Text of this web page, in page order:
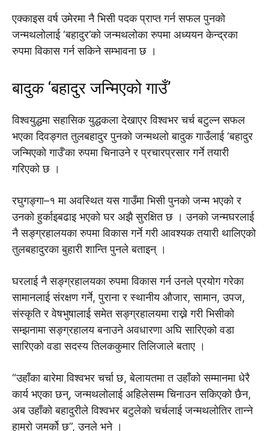
एक्काइस वर्ष उमेरमा नै भिसी पदक प्राप्त गर्न सफल पुनको
जन्मथलोलाई ‘बहादुर’को जन्मथलोका रुपमा अध्ययन केन्द्रका
रुपमा विकास गर्न सकिने सम्भावना छ ।
बादुक ‘बहादुर जन्मिएको गाउँ’
विश्वयुद्धमा सहासिक युद्धकला देखाएर विश्वभर चर्च बटुल्न सफल
भएका दिवङ्गत तुलबहादुर पुनको जन्मथलो बादुक गाउँलाई ‘बहादुर
जन्मिएको गाउँ’का रुपमा चिनाउने र प्रचारप्रसार गर्ने तयारी
गरिएको छ ।
रघुगङ्गा–१ मा अवस्थित यस गाउँमा भिसी पुनको जन्म भएको र
उनको हुर्काइबढाइ भएको घर अझै सुरक्षित छ । उनको जन्मघरलाई
नै सङ्ग्रहालयका रुपमा विकास गर्ने गरी आवश्यक तयारी थालिएको
तुलबहादुरका बुहारी शान्ति पुनले बताइन् ।
घरलाई नै सङ्ग्रहालयका रुपमा विकास गर्न उनले प्रयोग गरेका
सामानलाई संरक्षण गर्ने, पुराना र स्थानीय औजार, सामान, उपज,
संस्कृति र वेषभुषालाई समेत सङ्ग्रहालयमा राख्ने गरी भिसीको
सम्झनामा सङ्ग्रहालय बनाउने अवधारणा अघि सारिएको वडा
सारिएको वडा सदस्य तिलककुमार तिलिजाले बताए ।
“उहाँका बारेमा विश्वभर चर्चा छ, बेलायतमा त उहाँको सम्मानमा धेरै
कार्य भएका छन्, जन्मथलोलाई अहिलेसम्म चिनाउन सकिएको छैन,
अब उहाँको बहादुरीले विश्वभर बटुलेको चर्चलाई जन्मथलोतिर तान्ने
हाम्रो जमर्को छ”, उनले भने ।